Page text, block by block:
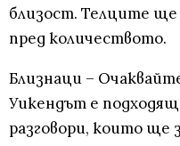
близост. Телците
пред количеството.
Близнаци –
Уикендът е подходящ
разговори, които ще